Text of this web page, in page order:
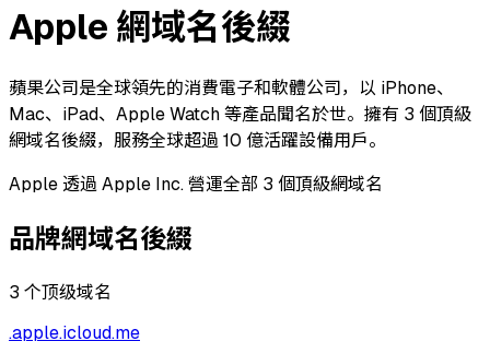
Apple 網域名後綴
蘋果公司是全球領先的消費電子和軟體公司，以 iPhone、
Mac、iPad、Apple Watch 等產品聞名於世。擁有 3 個頂級
網域名後綴，服務全球超過 10 億活躍設備用戶。
Apple 透過 Apple Inc. 營運全部 3 個頂級網域名
品牌網域名後綴
3 个顶级域名
.apple.icloud.me